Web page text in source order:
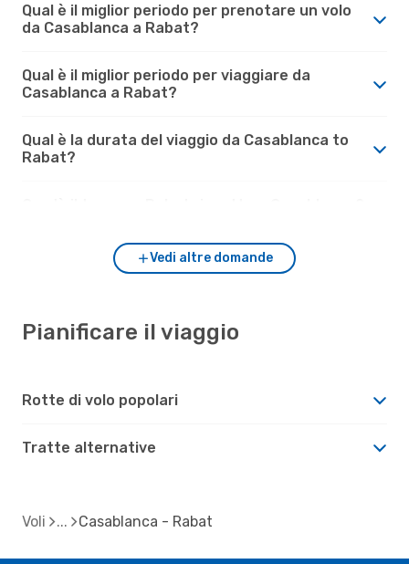
Qual è il miglior periodo per prenotare un volo
da Casablanca a Rabat?
Qual è il miglior periodo per viaggiare da
Casablanca a Rabat?
Qual è la durata del viaggio da Casablanca to
Rabat?
Vedi altre domande
Pianificare il viaggio
Rotte di volo popolari
Tratte alternative
Voli Casablanca - Rabat